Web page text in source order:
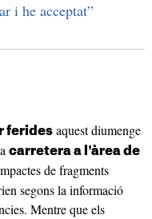
i he acceptat”
feridesaquest diumenge
carretera a l'àrea de
de fragments
segons la informació
Mentre que els